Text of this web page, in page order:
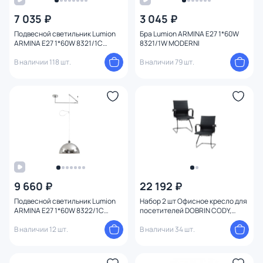
7 035 ₽
Подвесной светильник Lumion
ARMINA E27 1*60W 8321/1C
В наличии 118 шт.
3 045 ₽
Бра Lumion ARMINA E27 1*60W
8321/1W MODERNI
В наличии 79 шт.
9 660 ₽
Подвесной светильник Lumion
ARMINA E27 1*60W 8322/1C
В наличии 12 шт.
22 192 ₽
Набор 2 шт Офисное кресло для
посетителей DOBRIN CODY,
В наличии 34 шт.
Цена
От До
Страна
Материал